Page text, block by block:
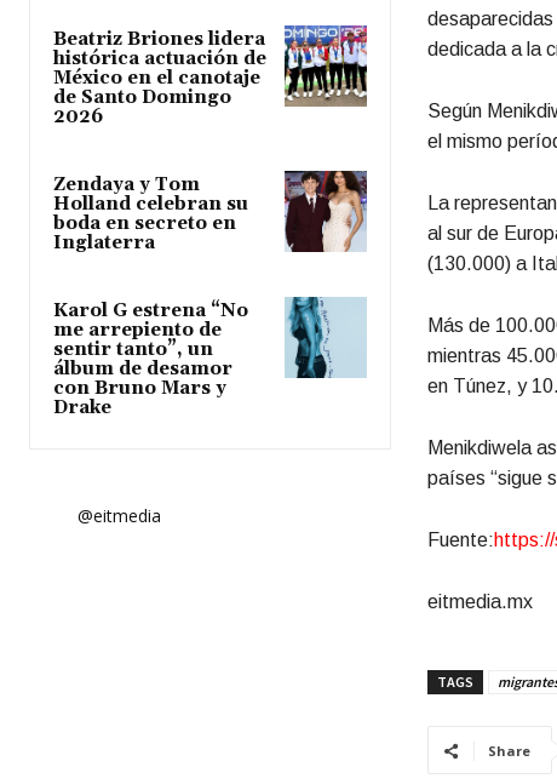
Beatriz Briones lidera
histórica actuación de
México en el canotaje
de Santo Domingo
2026
Zendaya y Tom
Holland celebran su
boda en secreto en
Inglaterra
Karol G estrena “No
me arrepiento de
sentir tanto”, un
álbum de desamor
con Bruno Mars y
Drake
@eitmedia
desaparecidas
dedicada a la
Según
el mismo
La
al sur de
(130.000) a
Más de
mientras
en Túnez, y
Menikdiwela
países “sigue
Fuente:
eitmedia.mx
TAGS
Share